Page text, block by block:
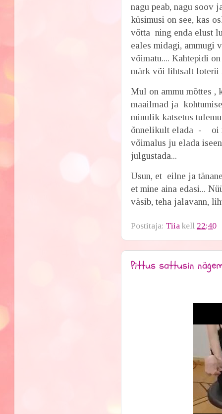
nagu peab, nagu soov
küsimusi on see, kas
võtta ning enda elust
eales midagi, ammugi
võimatu.... Kahtepidi
märk või lihtsalt loterii
Mul on ammu mõttes ,
maailmad ja
minulik katsetus
õnnelikult elada - oi
võimalus ju elada
julgustada...
Usun, et eilne ja
et mine aina edasi...
väsib, teha jalavann,
Postitaja: Tiia kell 22:40
Pittus sattusin